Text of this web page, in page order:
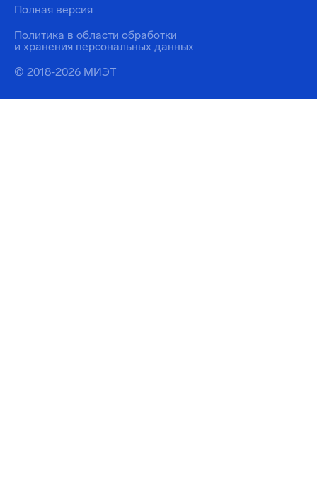
© 2018-2026 МИЭТ
Политика в области обработки
и хранения персональных данных
Полная версия